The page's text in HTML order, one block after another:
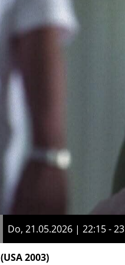
Do, 21.05.2026 | 22:15 -
(USA 2003)